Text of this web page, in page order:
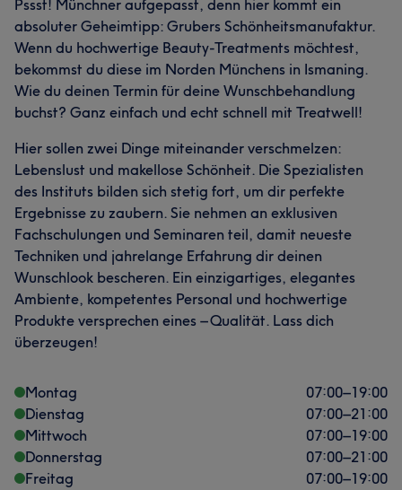
Pssst! Münchner aufgepasst, denn hier kommt ein
absoluter Geheimtipp: Grubers Schönheitsmanufaktur.
Wenn du hochwertige Beauty-Treatments möchtest,
bekommst du diese im Norden Münchens in Ismaning.
Wie du deinen Termin für deine Wunschbehandlung
buchst? Ganz einfach und echt schnell mit Treatwell!
Hier sollen zwei Dinge miteinander verschmelzen:
Lebenslust und makellose Schönheit. Die Spezialisten
des Instituts bilden sich stetig fort, um dir perfekte
Ergebnisse zu zaubern. Sie nehmen an exklusiven
Fachschulungen und Seminaren teil, damit neueste
Techniken und jahrelange Erfahrung dir deinen
Wunschlook bescheren. Ein einzigartiges, elegantes
Ambiente, kompetentes Personal und hochwertige
Produkte versprechen eines – Qualität. Lass dich
überzeugen!
Montag 07:00–19:00
Dienstag
07:00–21:00
Mittwoch
07:00–19:00
Donnerstag
07:00–21:00
Freitag
07:00–19:00